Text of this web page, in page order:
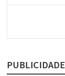
PUBLICIDADE